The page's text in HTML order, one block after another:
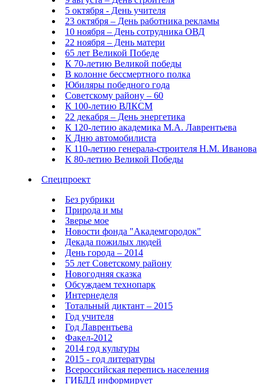
5 октября - День учителя
23 октября – День работника рекламы
10 ноября – День сотрудника ОВД
22 ноября – День матери
65 лет Великой Победе
К 70-летию Великой победы
В колонне бессмертного полка
Юбиляры победного года
Советскому району – 60
К 100-летию ВЛКСМ
22 декабря – День энергетика
К 120-летию академика М.А. Лаврентьева
К Дню автомобилиста
К 110-летию генерала-строителя Н.М. Иванова
К 80-летию Великой Победы
Спецпроект
Без рубрики
Природа и мы
Зверье мое
Новости фонда "Академгородок"
Декада пожилых людей
День города – 2014
55 лет Советскому району
Новогодняя сказка
Обсуждаем технопарк
Интернеделя
Тотальный диктант – 2015
Год учителя
Год Лаврентьева
Факел-2012
2014 год культуры
2015 - год литературы
Всероссийская перепись населения
ГИБДД информирует